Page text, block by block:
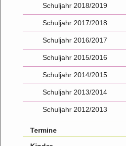
Schuljahr 2018/2019
Schuljahr 2017/2018
Schuljahr 2016/2017
Schuljahr 2015/2016
Schuljahr 2014/2015
Schuljahr 2013/2014
Schuljahr 2012/2013
Termine